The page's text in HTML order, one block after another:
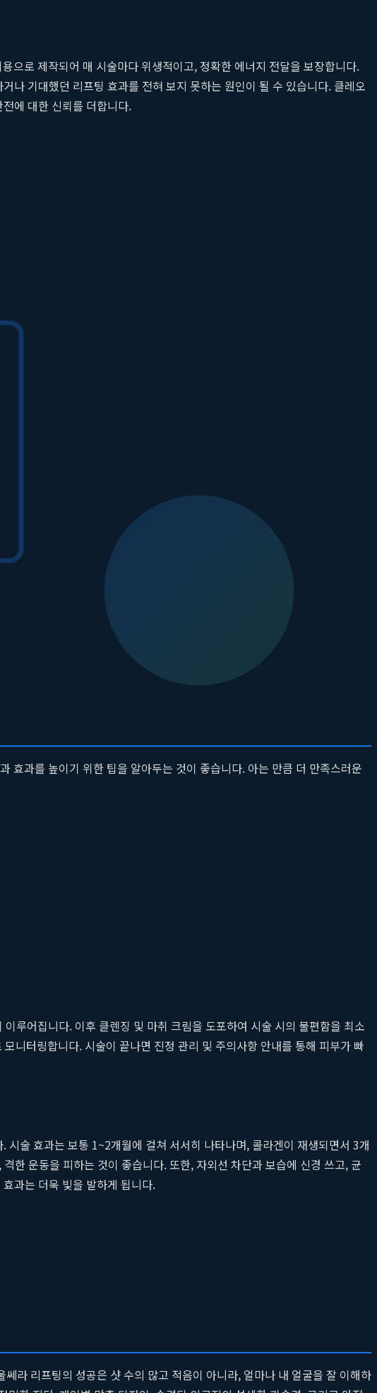
으로 제작되어 매 시술마다 위생적이고, 정확한 에너지 전달을 보장합니다.
나 기대했던 리프팅 효과를 전혀 보지 못하는 원인이 될 수 있습니다. 클레오
에 대한 신뢰를 더합니다.
작용 중 하나입니다.
문입니다.
야 할 부위를 명확히 구분하는 것이 필수적입니다.
너지를 전달하기 때문에 이러한 부작용의 위험을 획기적으로 낮출 수 있습니
하우에 따라 결과는 하늘과 땅 차이로 달라질 수 있습니다. 얼굴의 해부학적
매우 중요합니다. 클레오르의원의 의료진은 풍부한 임상 경험을 통해 터득한
진짜 울쎄라: 클레오르의원 강남점
효과를 높이기 위한 팁을 알아두는 것이 좋습니다. 아는 만큼 더 만족스러운
루어집니다. 이후 클렌징 및 마취 크림을 도포하여 시술 시의 불편함을 최소
니터링합니다. 시술이 끝나면 진정 관리 및 주의사항 안내를 통해 피부가 빠
술 효과는 보통 1~2개월에 걸쳐 서서히 나타나며, 콜라겐이 재생되면서 3개
한 운동을 피하는 것이 좋습니다. 또한, 자외선 차단과 보습에 신경 쓰고, 균
효과는 더욱 빛을 발하게 됩니다.
라 리프팅의 성공은 샷 수의 많고 적음이 아니라, 얼마나 내 얼굴을 잘 이해하